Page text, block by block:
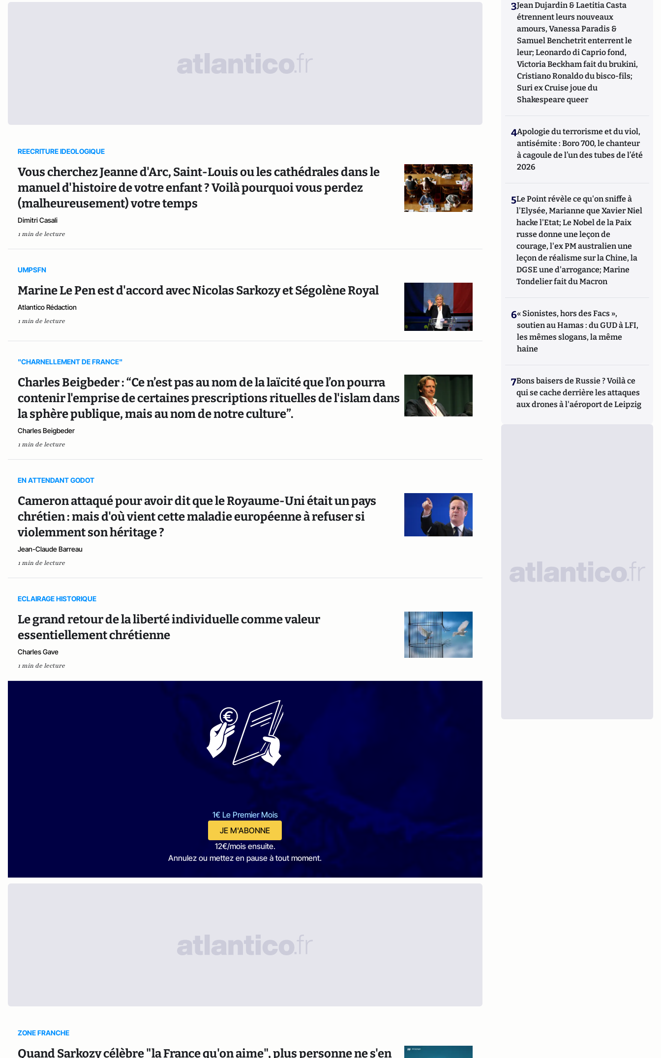
REECRITURE IDEOLOGIQUE
Vous cherchez Jeanne d'Arc, Saint-Louis ou les cathédrales dans le
manuel d'histoire de votre enfant ? Voilà pourquoi vous perdez
(malheureusement) votre temps
Dimitri Casali
1 min de lecture
UMPSFN
Marine Le Pen est d'accord avec Nicolas Sarkozy et Ségolène Royal
Atlantico Rédaction
1 min de lecture
"CHARNELLEMENT DE FRANCE"
Charles Beigbeder : “Ce n’est pas au nom de la laïcité que l’on pourra
contenir l'emprise de certaines prescriptions rituelles de l'islam dans
la sphère publique, mais au nom de notre culture”.
Charles Beigbeder
1 min de lecture
EN ATTENDANT GODOT
Cameron attaqué pour avoir dit que le Royaume-Uni était un pays
chrétien : mais d'où vient cette maladie européenne à refuser si
violemment son héritage ?
Jean-Claude Barreau
1 min de lecture
ECLAIRAGE HISTORIQUE
Le grand retour de la liberté individuelle comme valeur
essentiellement chrétienne
Charles Gave
1 min de lecture
1€ Le Premier Mois
JE M'ABONNE
12€/mois ensuite.
Annulez ou mettez en pause à tout moment.
ZONE FRANCHE
Quand Sarkozy célèbre "la France qu'on aime", plus personne ne s'en
3Jean Dujardin & Laetitia Casta
étrennent leurs nouveaux
amours, Vanessa Paradis &
Samuel Benchetrit enterrent le
leur; Leonardo di Caprio fond,
Victoria Beckham fait du brukini,
Cristiano Ronaldo du bisco-fils;
Suri ex Cruise joue du
Shakespeare queer
4Apologie du terrorisme et du viol,
antisémite : Boro 700, le chanteur
à cagoule de l’un des tubes de l’été
2026
5Le Point révèle ce qu'on sniffe à
l'Elysée, Marianne que Xavier Niel
hacke l'Etat; Le Nobel de la Paix
russe donne une leçon de
courage, l'ex PM australien une
leçon de réalisme sur la Chine, la
DGSE une d'arrogance; Marine
Tondelier fait du Macron
6« Sionistes, hors des Facs »,
soutien au Hamas : du GUD à LFI,
les mêmes slogans, la même
haine
7Bons baisers de Russie ? Voilà ce
qui se cache derrière les attaques
aux drones à l'aéroport de Leipzig